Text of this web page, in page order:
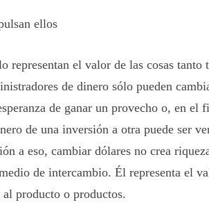
ellos
representan el valor de las cosas tanto
de dinero sólo pueden
de ganar un provecho o, en el
de una inversión a otra puede ser
a eso, cambiar dólares no crea
de intercambio. Él representa el
producto o productos.